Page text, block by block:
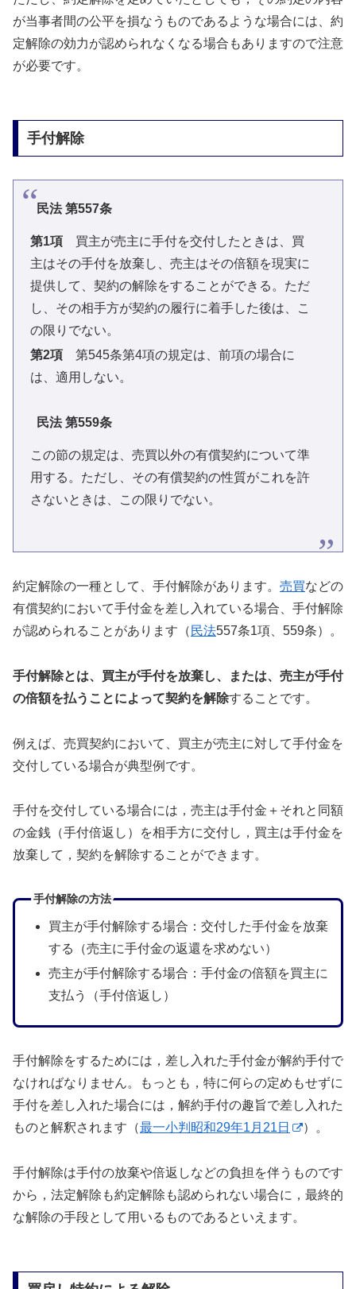
が当事者間の公平を損なうものであるような場合には、約
定解除の効力が認められなくなる場合もありますので注意
が必要です。
手付解除
民法 第557条
第1項 買主が売主に手付を交付したときは、買
主はその手付を放棄し、売主はその倍額を現実に
提供して、契約の解除をすることができる。ただ
し、その相手方が契約の履行に着手した後は、こ
の限りでない。
第2項 第545条第4項の規定は、前項の場合に
は、適用しない。
民法 第559条
この節の規定は、売買以外の有償契約について準
用する。ただし、その有償契約の性質がこれを許
さないときは、この限りでない。
約定解除の一種として、手付解除があります。 売買などの
有償契約において手付金を差し入れている場合、手付解除
が認められることがあります（ 民法557条1項、559条）。
手付解除とは、買主が手付を放棄し、または、売主が手付
の倍額を払うことによって契約を解除することです。
例えば、売買契約において、買主が売主に対して手付金を
交付している場合が典型例です。
手付を交付している場合には，売主は手付金＋それと同額
の金銭（手付倍返し）を相手方に交付し，買主は手付金を
放棄して，契約を解除することができます。
手付解除の方法
買主が手付解除する場合：交付した手付金を放棄
する（売主に手付金の返還を求めない）
売主が手付解除する場合：手付金の倍額を買主に
支払う（手付倍返し）
手付解除をするためには，差し入れた手付金が解約手付で
なければなりません。もっとも，特に何らの定めもせずに
手付を差し入れた場合には，解約手付の趣旨で差し入れた
ものと解釈されます（最一小判昭和29年1月21日 ）。
手付解除は手付の放棄や倍返しなどの負担を伴うものです
から，法定解除も約定解除も認められない場合に，最終的
な解除の手段として用いるものであるといえます。